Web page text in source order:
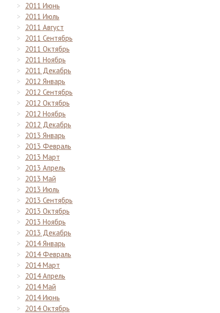
2011 Июнь
2011 Июль
2011 Август
2011 Сентябрь
2011 Октябрь
2011 Ноябрь
2011 Декабрь
2012 Январь
2012 Сентябрь
2012 Октябрь
2012 Ноябрь
2012 Декабрь
2013 Январь
2013 Февраль
2013 Март
2013 Апрель
2013 Май
2013 Июль
2013 Сентябрь
2013 Октябрь
2013 Ноябрь
2013 Декабрь
2014 Январь
2014 Февраль
2014 Март
2014 Апрель
2014 Май
2014 Июнь
2014 Октябрь